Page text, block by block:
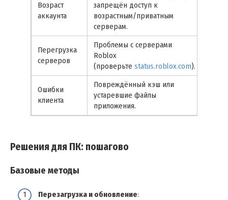
Возраст
аккаунта
запрещён доступ к
возрастным/приватным
серверам.
Перегрузка
серверов
Проблемы с серверами
Roblox
(проверьте status.roblox.com).
Ошибки
клиента
Повреждённый кэш или
устаревшие файлы
приложения.
Решения для ПК: пошагово
Базовые методы
Перезагрузка и обновление: